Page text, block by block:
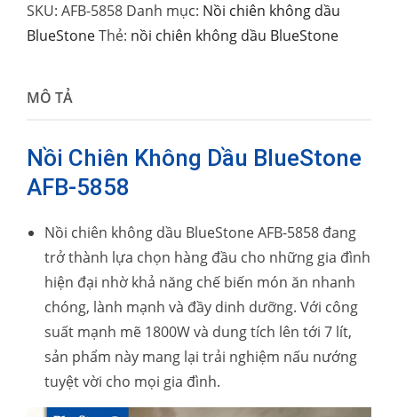
dầu
BlueStone
5858
số
lượng
SKU: AFB-5858 Danh mục: Nồi chiên không dầu
BlueStoneThẻ: nồi chiên không dầu BlueStone
MÔ TẢ
Nồi Chiên Không Dầu BlueStone
AFB-5858
Nồi chiên không dầu BlueStone AFB-5858 đang
trở thành lựa chọn hàng đầu cho những gia đình
hiện đại nhờ khả năng chế biến món ăn nhanh
chóng, lành mạnh và đầy dinh dưỡng. Với công
suất mạnh mẽ 1800W và dung tích lên tới 7 lít,
sản phẩm này mang lại trải nghiệm nấu nướng
tuyệt vời cho mọi gia đình.